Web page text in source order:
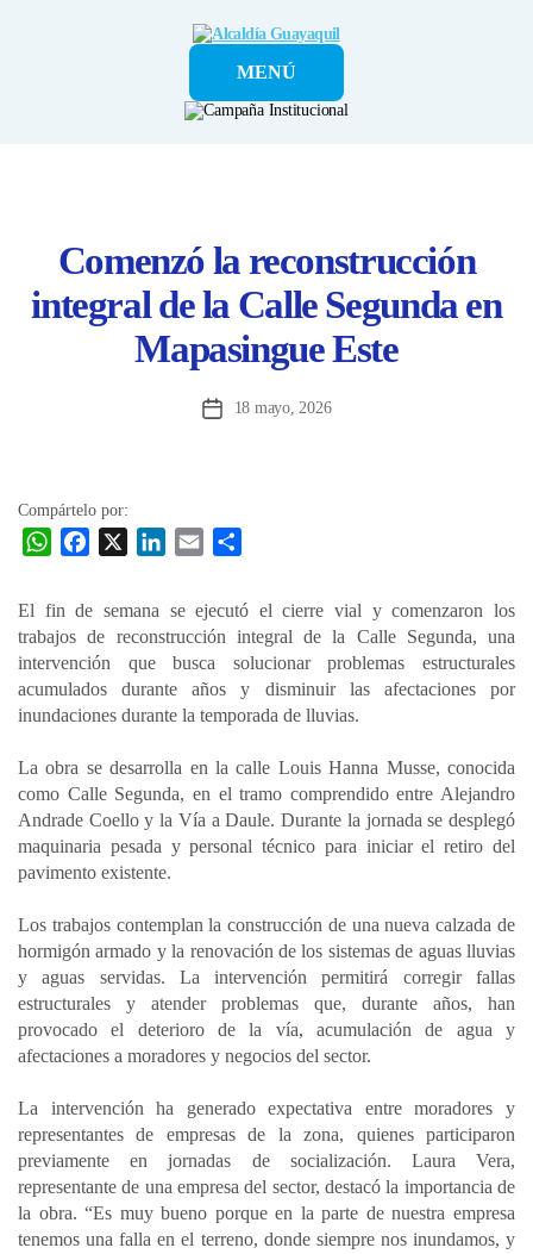
Alcaldía
GuayaquilMENÚ
Comenzó la reconstrucción
integral de la Calle Segunda en
Mapasingue Este
Fecha18 mayo, 2026
Compártelo por:
W
s
A
p
e
b
o
o
k
e
d
I
i
l
m
a
r
t
r
El fin de semana se ejecutó el cierre vial y comenzaron los
trabajos de reconstrucción integral de la Calle Segunda, una
intervención que busca solucionar problemas estructurales
acumulados durante años y disminuir las afectaciones por
inundaciones durante la temporada de lluvias.
La obra se desarrolla en la calle Louis Hanna Musse, conocida
como Calle Segunda, en el tramo comprendido entre Alejandro
Andrade Coello y la Vía a Daule. Durante la jornada se desplegó
maquinaria pesada y personal técnico para iniciar el retiro del
pavimento existente.
Los trabajos contemplan la construcción de una nueva calzada de
hormigón armado y la renovación de los sistemas de aguas lluvias
y aguas servidas. La intervención permitirá corregir fallas
estructurales y atender problemas que, durante años, han
provocado el deterioro de la vía, acumulación de agua y
afectaciones a moradores y negocios del sector.
La intervención ha generado expectativa entre moradores y
representantes de empresas de la zona, quienes participaron
previamente en jornadas de socialización. Laura Vera,
representante de una empresa del sector, destacó la importancia de
la obra. “Es muy bueno porque en la parte de nuestra empresa
tenemos una falla en el terreno, donde siempre nos inundamos, y